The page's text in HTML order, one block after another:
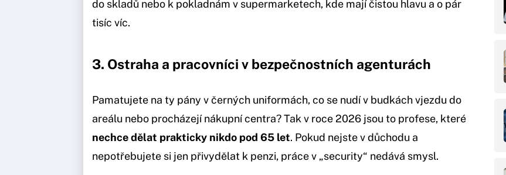
do skladů nebo k pokladnám v supermarketech, kde mají čistou hlavu a o pár
tisíc víc.
3. Ostraha a pracovníci v bezpečnostních agenturách
Pamatujete na ty pány v černých uniformách, co se nudí v budkách vjezdu do
areálu nebo procházejí nákupní centra? Tak v roce 2026 jsou to profese, které
nechce dělat prakticky nikdo pod 65 let. Pokud nejste v důchodu a
nepotřebujete si jen přivydělat k penzi, práce v „security“ nedává smysl.